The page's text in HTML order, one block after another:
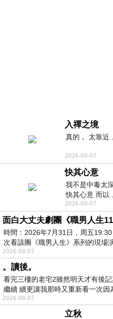
入禪之境
真的， 太靠近
2026-08-07
快其心意
我不是中毒太
快其心意 而以
愉快。
2026-08-07
面白大丈夫劇團《職男人生
時間：2026年7月31日，周五
次看該團《職男人生》系列的現場
2026-08-07
。讀後。
看完三樓的老宅2雖然明天才有後
繼續 續更讓我那時又重新看一次
有
2026-08-07
立秋